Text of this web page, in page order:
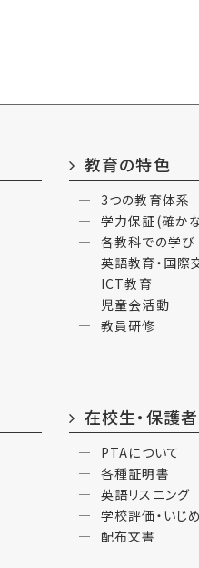
教育の特色
3つの教育体系
学力保証(確か
各教科での学び
英語教育・国際
ICT教育
児童会活動
教員研修
在校生・保護
PTAについて
各種証明書
英語リスニング
学校評価・いじ
配布文書